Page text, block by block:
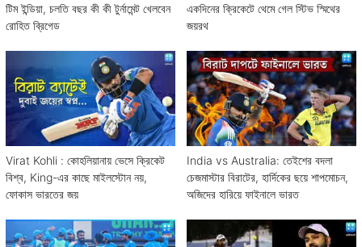
টিম ইন্ডিয়া, চলতি বছর কী কী টুর্নামেন্ট খেলবেন
রোহিত ব্রিগেড
একদিনের ক্রিকেটে থেমে গেল স্টিভ স্মিথের
জয়রথ
Virat Kohli : কোহলিয়ানায় ভেসে ক্রিকেট
বিশ্ব, King-এর কাছে মাইলস্টোন নয়,
ফোকাস ভারতের জয়
India vs Australia: তেইশের বদলা
চেজমাস্টার বিরাটের, হার্দিকের ছয়ে শাপমোচন,
অজিদের হারিয়ে ফাইনালে ভারত